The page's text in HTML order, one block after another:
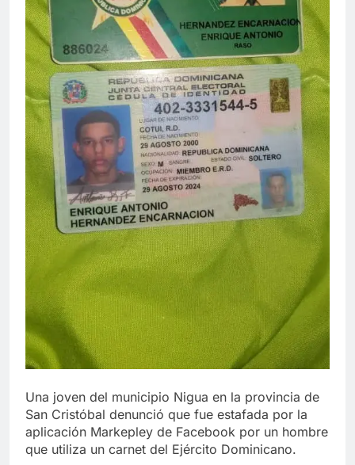
Una joven del municipio Nigua en la provincia de
San Cristóbal denunció que fue estafada por la
aplicación Markepley de Facebook por un hombre
que utiliza un carnet del Ejército Dominicano.